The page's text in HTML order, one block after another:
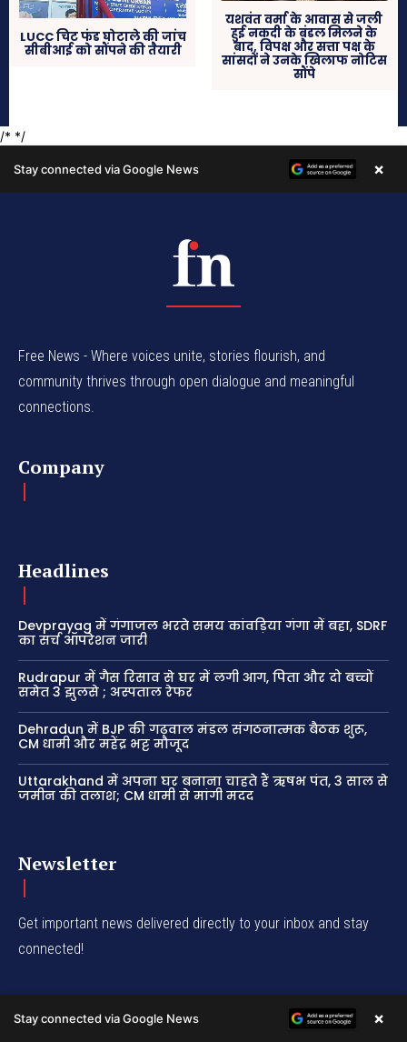
Free News - Where voices unite, stories flourish, and
community thrives through open dialogue and meaningful
connections.
Company
Headlines
Devprayag में गंगाजल भरते समय कांवड़िया गंगा में बहा, SDRF
का सर्च ऑपरेशन जारी
Rudrapur में गैस रिसाव से घर में लगी आग, पिता और दो बच्चों
समेत 3 झुलसे ; अस्पताल रेफर
Dehradun में BJP की गढ़वाल मंडल संगठनात्मक बैठक शुरू,
CM धामी और महेंद्र भट्ट मौजूद
Uttarakhand में अपना घर बनाना चाहते हैं ऋषभ पंत, 3 साल से
जमीन की तलाश; CM धामी से मांगी मदद
Newsletter
Get important news delivered directly to your inbox and stay
connected!
Stay connected via Google News ×